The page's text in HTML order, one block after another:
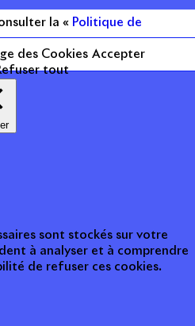
la « Politique de
des Cookies Accepter
tout
sont stockés sur votre
à analyser et à comprendre
de refuser ces cookies.